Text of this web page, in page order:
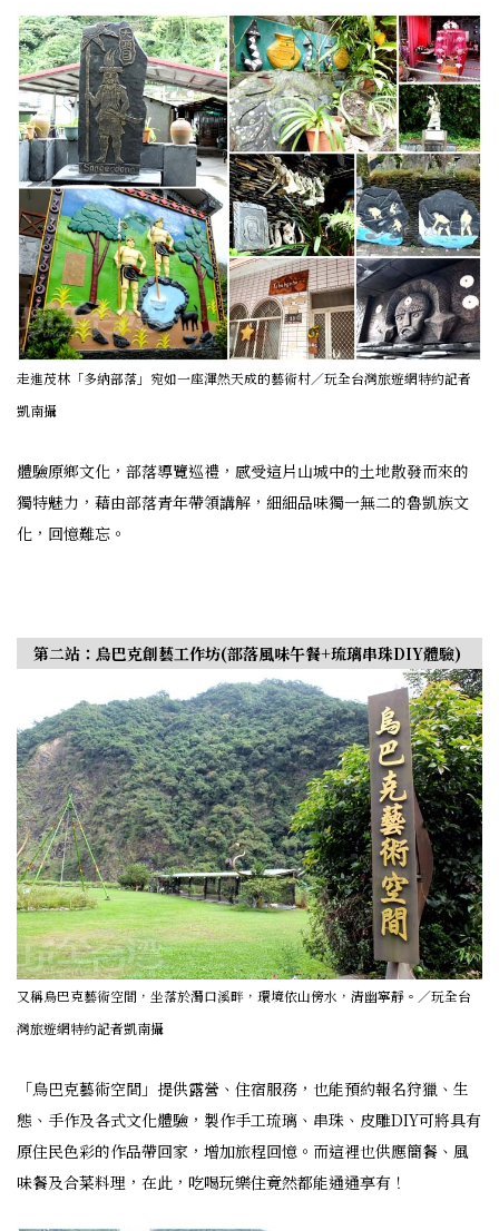
走進茂林「多納部落」宛如一座渾然天成的藝術村／玩全台灣旅遊網特約記者
凱南攝
體驗原鄉文化，部落導覽巡禮，感受這片山城中的土地散發而來的
獨特魅力，藉由部落青年帶領講解，細細品味獨一無二的魯凱族文
化，回憶難忘。
第二站：烏巴克創藝工作坊(部落風味午餐+琉璃串珠DIY體驗)
又稱烏巴克藝術空間，坐落於濁口溪畔，環境依山傍水，清幽寧靜。／玩全台
灣旅遊網特約記者凱南攝
「烏巴克藝術空間」提供露營、住宿服務，也能預約報名狩獵、生
態、手作及各式文化體驗，製作手工琉璃、串珠、皮雕DIY可將具有
原住民色彩的作品帶回家，增加旅程回憶。而這裡也供應簡餐、風
味餐及合菜料理，在此，吃喝玩樂住竟然都能通通享有！